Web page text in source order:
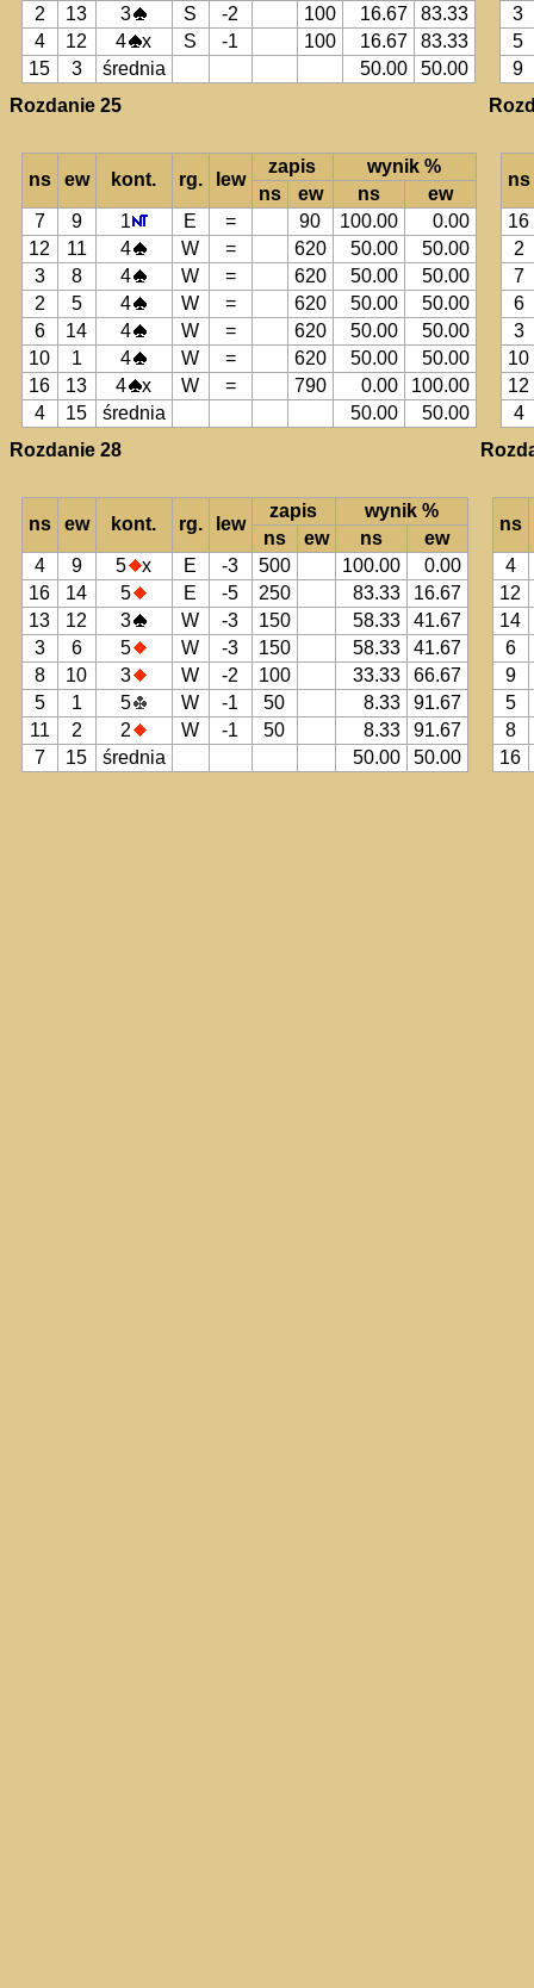
2 13 3 S -2 100 16.67
83.33
4
12 4 x S -1 100 16.67
83.33
15
3 średnia 50.00 50.00
3
5
9
Rozdanie 25
ns ew kont. rg. lew
zapis
wynik %
ns
ew ns
ew
7
9 1 E = 90 100.00
0.00
12
11 4 W = 620 50.00
50.00
3
8 4 W = 620 50.00
50.00
2
5 4 W = 620 50.00
50.00
6
14 4 W = 620 50.00
50.00
10
1 4 W = 620 50.00
50.00
16
13 4 x W = 790 0.00
100.00
4
15 średnia 50.00 50.00
ns
16
2
7
6
3
10
12
4
Rozdanie 28
ns ew kont. rg. lew
zapis
wynik %
ns
ew ns
ew
4
9 5 x E -3 500 100.00
0.00
16
14 5 E -5 250 83.33
16.67
13
12 3 W -3 150 58.33
41.67
3
6 5 W -3 150 58.33
41.67
8
10 3 W -2 100 33.33
66.67
5
1 5 W -1 50 8.33
91.67
11
2 2 W -1 50 8.33
91.67
7
15 średnia 50.00 50.00
ns
4
12
14
6
9
5
8
16